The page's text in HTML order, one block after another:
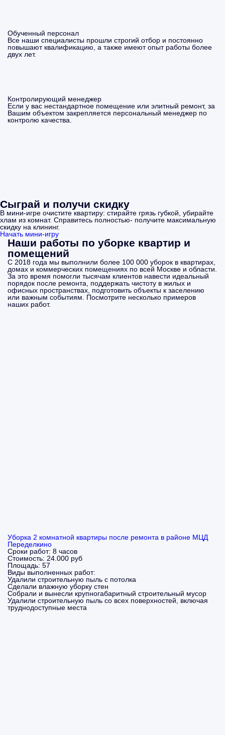
Обученный персонал
Все наши специалисты прошли строгий отбор и постоянно
повышают квалификацию, а также имеют опыт работы более
двух лет.
Контролирующий менеджер
Если у вас нестандартное помещение или элитный ремонт, за
Вашим объектом закрепляется персональный менеджер по
контролю качества.
Сыграй и получи скидку
В мини-игре очистите квартиру: стирайте грязь губкой, убирайте
хлам из комнат. Справитесь полностью- получите максимальную
скидку на клининг.
Начать мини-игру
Наши работы по уборке квартир и
помещений
С 2018 года мы выполнили более 100 000 уборок в квартирах,
домах и коммерческих помещениях по всей Москве и области.
За это время помогли тысячам клиентов навести идеальный
порядок после ремонта, поддержать чистоту в жилых и
офисных пространствах, подготовить объекты к заселению
или важным событиям. Посмотрите несколько примеров
наших работ.
Уборка 2 комнатной квартиры после ремонта в районе МЦД
Переделкино
Сроки работ: 8 часов
Стоимость: 24.000 руб
Площадь: 57
Виды выполненных работ:
Удалили строительную пыль с потолка
Сделали влажную уборку стен
Собрали и вынесли крупногабаритный строительный мусор
Удалили строительную пыль со всех поверхностей, включая
труднодоступные места